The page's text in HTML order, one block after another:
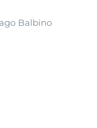
Balbino